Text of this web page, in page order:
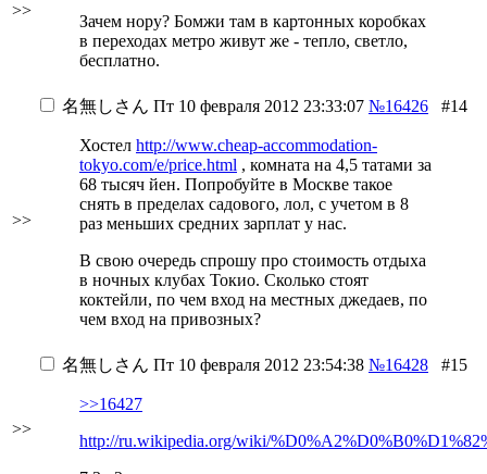
>>
Зачем нору? Бомжи там в картонных коробках
в переходах метро живут же - тепло, светло,
бесплатно.
>>
名無しさん Пт 10 февраля 2012 23:33:07 №16426 #14
Хостел http://www.cheap-accommodation-
tokyo.com/e/price.html , комната на 4,5 татами за
68 тысяч йен. Попробуйте в Москве такое
снять в пределах садового, лол, с учетом в 8
раз меньших средних зарплат у нас.
В свою очередь спрошу про стоимость отдыха
в ночных клубах Токио. Сколько стоят
коктейли, по чем вход на местных джедаев, по
чем вход на привозных?
>>
名無しさん Пт 10 февраля 2012 23:54:38 №16428 #15
>>16427
http://ru.wikipedia.org/wiki/